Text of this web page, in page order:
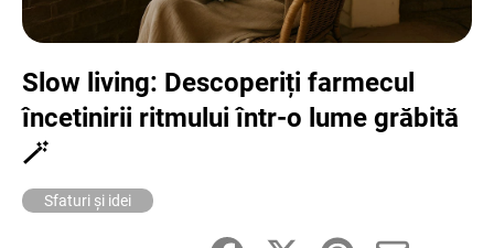
Slow living: Descoperiți farmecul
încetinirii ritmului într-o lume grăbită
🪄
Sfaturi și idei
V
ă
e
c
o